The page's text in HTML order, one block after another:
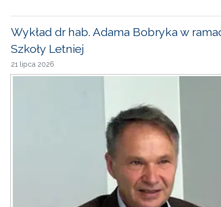
Wykład dr hab. Adama Bobryka w
Szkoły Letniej
21 lipca 2026